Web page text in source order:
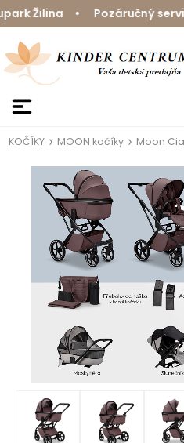
Žilina • Pozáručný
KOČÍKY MOON kočíky Moon